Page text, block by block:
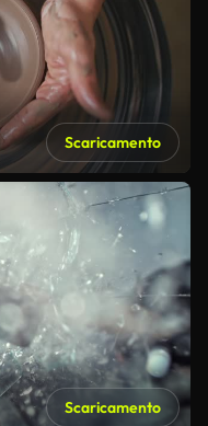
Scaricamento
Scaricamento